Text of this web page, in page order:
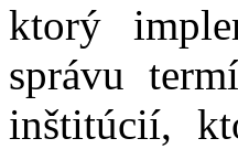
ktorý
správu
inštitúcií,